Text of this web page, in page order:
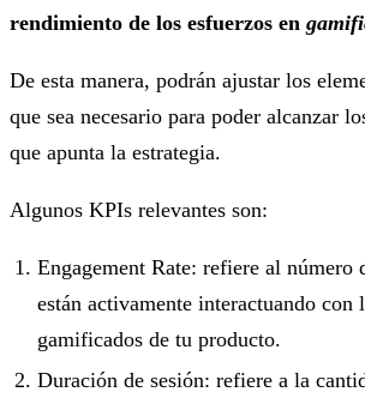
rendimiento de los esfuerzos en
De esta manera, podrán ajustar los
que sea necesario para poder alcanzar
que apunta la estrategia.
Algunos KPIs relevantes son:
Engagement Rate: refiere al número
están activamente interactuando con
gamificados de tu producto.
Duración de sesión: refiere a la